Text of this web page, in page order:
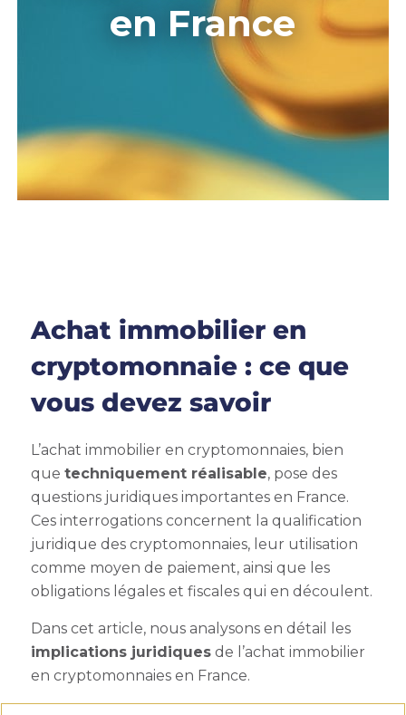
en France
Achat immobilier en
cryptomonnaie : ce que
vous devez savoir
L’achat immobilier en cryptomonnaies, bien
que techniquement réalisable, pose des
questions juridiques importantes en France.
Ces interrogations concernent la qualification
juridique des cryptomonnaies, leur utilisation
comme moyen de paiement, ainsi que les
obligations légales et fiscales qui en découlent.
Dans cet article, nous analysons en détail les
implications juridiquesde l’achat immobilier
en cryptomonnaies en France.